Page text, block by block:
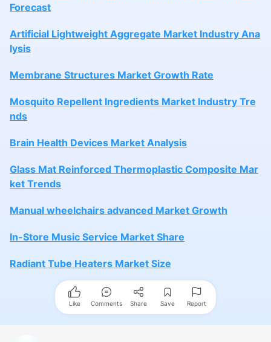
Forecast
Artificial Lightweight Aggregate Market Industry Ana
lysis
Membrane Structures Market Growth Rate
Mosquito Repellent Ingredients Market Industry Tre
nds
Brain Health Devices Market Analysis
Glass Mat Reinforced Thermoplastic Composite Mar
ket Trends
Manual wheelchairs advanced Market Growth
In-Store Music Service Market Share
Radiant Tube Heaters Market Size
Like Comments Share Save Report